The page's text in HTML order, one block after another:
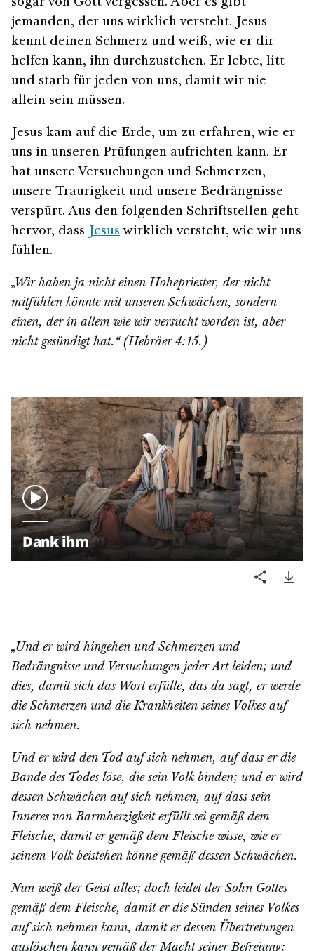
jemanden, der uns wirklich versteht. Jesus
kennt deinen Schmerz und weiß, wie er dir
helfen kann, ihn durchzustehen. Er lebte, litt
und starb für jeden von uns, damit wir nie
allein sein müssen.
Jesus kam auf die Erde, um zu erfahren, wie er
uns in unseren Prüfungen aufrichten kann. Er
hat unsere Versuchungen und Schmerzen,
unsere Traurigkeit und unsere Bedrängnisse
verspürt. Aus den folgenden Schriftstellen geht
hervor, dass
Jesus wirklich versteht, wie wir uns
fühlen.
„Wir haben ja nicht einen Hohepriester, der nicht
mitfühlen könnte mit unseren Schwächen, sondern
einen, der in allem wie wir versucht worden ist, aber
nicht gesündigt hat.“ (Hebräer 4:15.)
Dank ihm
„Und er wird hingehen und Schmerzen und
Bedrängnisse und Versuchungen jeder Art leiden; und
dies, damit sich das Wort erfülle, das da sagt, er werde
die Schmerzen und die Krankheiten seines Volkes auf
sich nehmen.
Und er wird den Tod auf sich nehmen, auf dass er die
Bande des Todes löse, die sein Volk binden; und er wird
dessen Schwächen auf sich nehmen, auf dass sein
Inneres von Barmherzigkeit erfüllt sei gemäß dem
Fleische, damit er gemäß dem Fleische wisse, wie er
seinem Volk beistehen könne gemäß dessen Schwächen.
Nun weiß der Geist alles; doch leidet der Sohn Gottes
gemäß dem Fleische, damit er die Sünden seines Volkes
auf sich nehmen kann, damit er dessen Übertretungen
auslöschen kann gemäß der Macht seiner Befreiung;